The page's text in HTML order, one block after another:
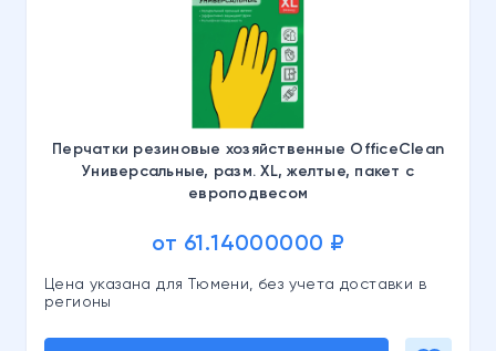
Перчатки резиновые хозяйственные OfficeClean
Универсальные, разм. XL, желтые, пакет с
европодвесом
от 61.14000000 ₽
Цена указана для Тюмени, без учета доставки в
регионы